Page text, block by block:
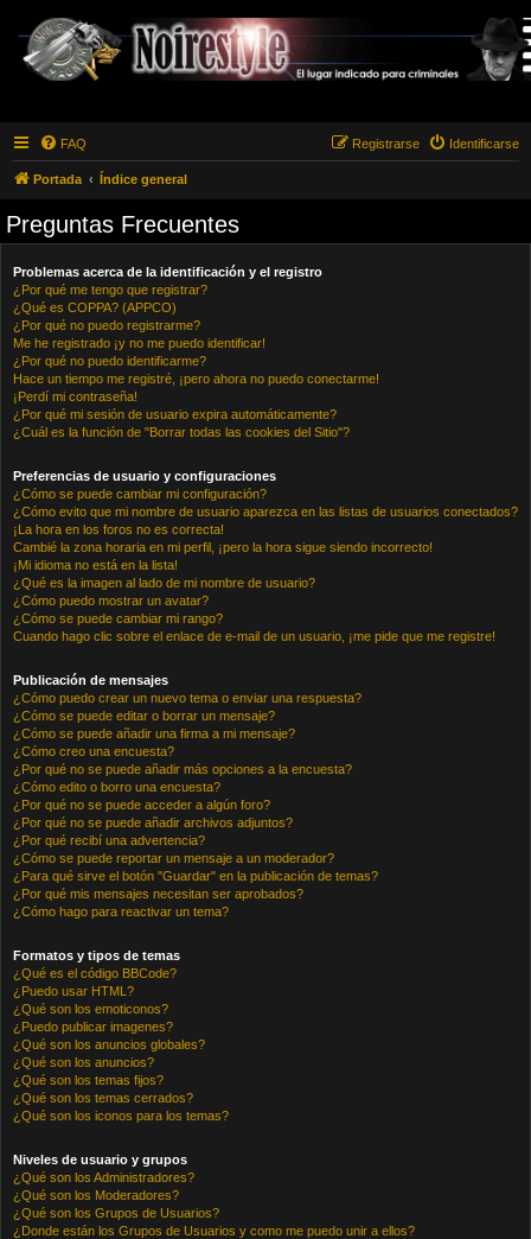
FAQ Identificarse
Registrarse
Portada Índice general
Preguntas Frecuentes
Problemas acerca de la identificación y el registro
¿Por qué me tengo que registrar?
¿Qué es COPPA? (APPCO)
¿Por qué no puedo registrarme?
Me he registrado ¡y no me puedo identificar!
¿Por qué no puedo identificarme?
Hace un tiempo me registré, ¡pero ahora no puedo conectarme!
¡Perdí mi contraseña!
¿Por qué mi sesión de usuario expira automáticamente?
¿Cuál es la función de "Borrar todas las cookies del Sitio"?
Preferencias de usuario y configuraciones
¿Cómo se puede cambiar mi configuración?
¿Cómo evito que mi nombre de usuario aparezca en las listas de usuarios conectados?
¡La hora en los foros no es correcta!
Cambié la zona horaria en mi perfil, ¡pero la hora sigue siendo incorrecto!
¡Mi idioma no está en la lista!
¿Qué es la imagen al lado de mi nombre de usuario?
¿Cómo puedo mostrar un avatar?
¿Cómo se puede cambiar mi rango?
Cuando hago clic sobre el enlace de e-mail de un usuario, ¡me pide que me registre!
Publicación de mensajes
¿Cómo puedo crear un nuevo tema o enviar una respuesta?
¿Cómo se puede editar o borrar un mensaje?
¿Cómo se puede añadir una firma a mi mensaje?
¿Cómo creo una encuesta?
¿Por qué no se puede añadir más opciones a la encuesta?
¿Cómo edito o borro una encuesta?
¿Por qué no se puede acceder a algún foro?
¿Por qué no se puede añadir archivos adjuntos?
¿Por qué recibí una advertencia?
¿Cómo se puede reportar un mensaje a un moderador?
¿Para qué sirve el botón "Guardar" en la publicación de temas?
¿Por qué mis mensajes necesitan ser aprobados?
¿Cómo hago para reactivar un tema?
Formatos y tipos de temas
¿Qué es el código BBCode?
¿Puedo usar HTML?
¿Qué son los emoticonos?
¿Puedo publicar imagenes?
¿Qué son los anuncios globales?
¿Qué son los anuncios?
¿Qué son los temas fijos?
¿Qué son los temas cerrados?
¿Qué son los iconos para los temas?
Niveles de usuario y grupos
¿Qué son los Administradores?
¿Qué son los Moderadores?
¿Qué son los Grupos de Usuarios?
¿Donde están los Grupos de Usuarios y como me puedo unir a ellos?